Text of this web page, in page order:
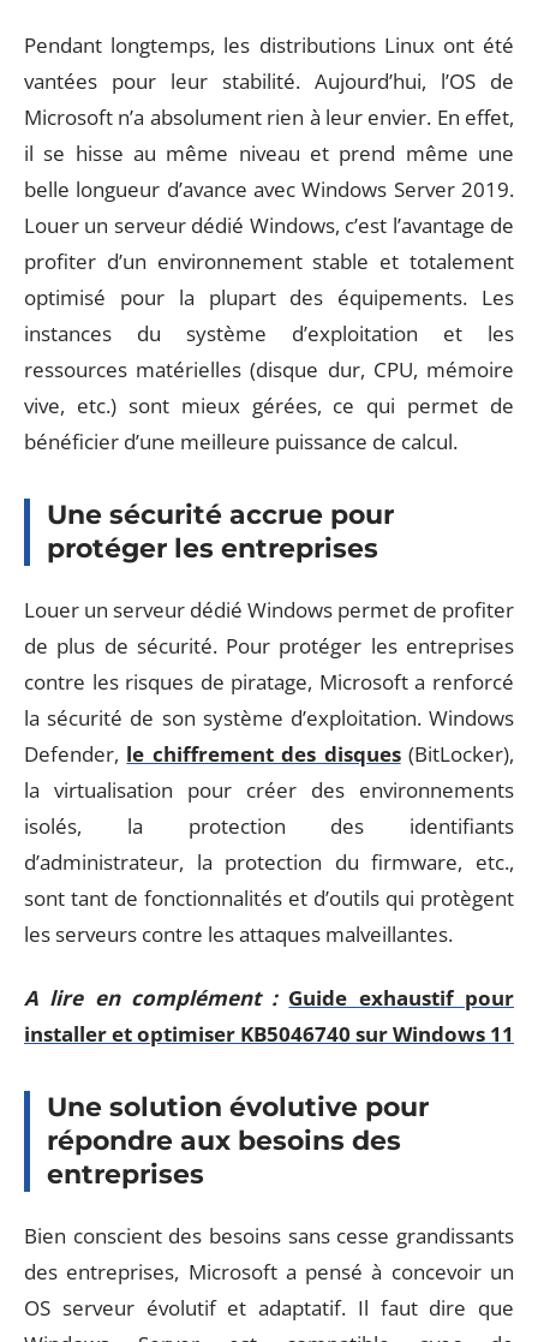
Pendant longtemps, les distributions Linux ont été
vantées pour leur stabilité. Aujourd’hui, l’OS de
Microsoft n’a absolument rien à leur envier. En effet,
il se hisse au même niveau et prend même une
belle longueur d’avance avec Windows Server 2019.
Louer un serveur dédié Windows, c’est l’avantage de
profiter d’un environnement stable et totalement
optimisé pour la plupart des équipements. Les
instances du système d’exploitation et les
ressources matérielles (disque dur, CPU, mémoire
vive, etc.) sont mieux gérées, ce qui permet de
bénéficier d’une meilleure puissance de calcul.
Une sécurité accrue pour
protéger les entreprises
Louer un serveur dédié Windows permet de profiter
de plus de sécurité. Pour protéger les entreprises
contre les risques de piratage, Microsoft a renforcé
la sécurité de son système d’exploitation. Windows
Defender, le chiffrement des disques(BitLocker),
la virtualisation pour créer des environnements
isolés, la protection des identifiants
d’administrateur, la protection du firmware, etc.,
sont tant de fonctionnalités et d’outils qui protègent
les serveurs contre les attaques malveillantes.
A lire en complément : Guide exhaustif pour
installer et optimiser KB5046740 sur Windows 11
Une solution évolutive pour
répondre aux besoins des
entreprises
Bien conscient des besoins sans cesse grandissants
des entreprises, Microsoft a pensé à concevoir un
OS serveur évolutif et adaptatif. Il faut dire que